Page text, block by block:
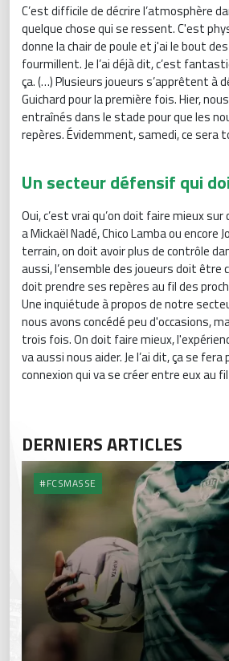
C’est difficile de décrire l’atmosphère
quelque chose qui se ressent. C'est
donne la chair de poule et j'ai le bout
fourmillent. Je l’ai déjà dit, c’est
ça. (…) Plusieurs joueurs s’apprêtent à
Guichard pour la première fois. Hier,
entraînés dans le stade pour que les
repères. Évidemment, samedi, ce sera
Un secteur défensif qui
Oui, c’est vrai qu’on doit faire mieux
a Mickaël Nadé, Chico Lamba ou encore
terrain, on doit avoir plus de contrôle
aussi, l’ensemble des joueurs doit être
doit prendre ses repères au fil des
Une inquiétude à propos de notre
nous avons concédé peu d'occasions,
trois fois. On doit faire mieux,
va aussi nous aider. Je l’ai dit, ça se
connexion qui va se créer entre eux au
DERNIERS ARTICLES
#FCSMASSE